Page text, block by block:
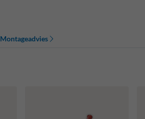
Montageadvies